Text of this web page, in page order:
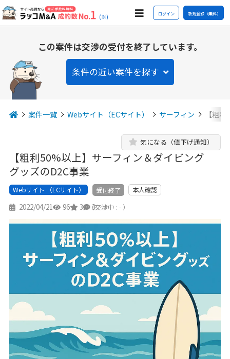
(※) ログイン 新規登録（無料）
この案件は交渉の受付を終了しています。
条件の近い案件を探す
案件一覧 Webサイト（ECサイト） サーフィン 【粗
【粗利50%以上】サーフィン＆ダイビング
グッズのD2C事業
気になる（値下げ通知）
Webサイト （ECサイト） 受付終了 本人確認
2022/04/21 96 3 3
（交渉中 : - ）